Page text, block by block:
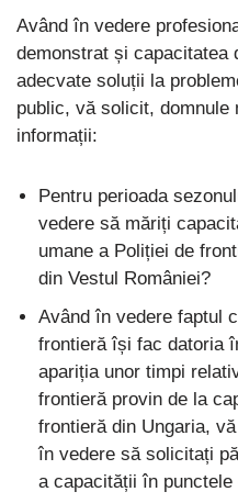
Având în vedere
demonstrat și capacitatea
adecvate soluții la
public, vă solicit, domnule
informații:
Pentru perioada
vedere să măriți
umane a Poliției de
din Vestul României?
Având în vedere faptul
frontieră își fac datoria
apariția unor timpi
frontieră provin de la
frontieră din Ungaria,
în vedere să solicitați
a capacității în